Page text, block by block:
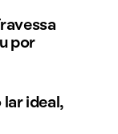
por
ideal,